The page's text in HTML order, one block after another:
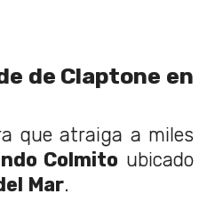
de Claptone en
que atraiga a miles
Colmito ubicado
Mar.